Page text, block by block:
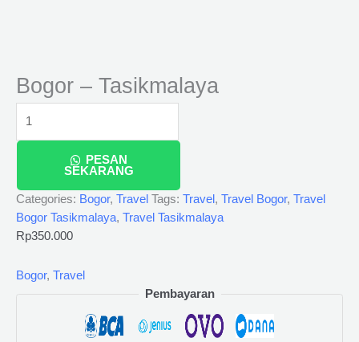
Bogor – Tasikmalaya
PESAN
SEKARANG
Categories: Bogor, Travel Tags: Travel , Travel Bogor, Travel
Bogor Tasikmalaya, Travel Tasikmalaya
Rp350.000
Bogor, Travel
Pembayaran